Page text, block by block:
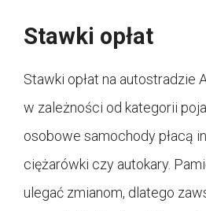
Stawki opłat
Stawki opłat na autostradzie
w zależności od kategorii
osobowe samochody płacą
ciężarówki czy autokary.
ulegać zmianom, dlatego